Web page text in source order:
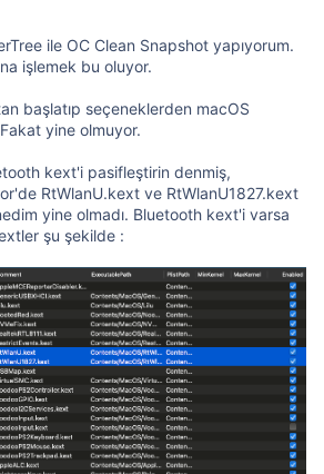
ile OC Clean Snapshot yapıyorum.
işlemek bu oluyor.
başlatıp seçeneklerden macOS
yine olmuyor.
kext'i pasifleştirin denmiş,
RtWlanU.kext ve RtWlanU1827.kext
yine olmadı. Bluetooth kext'i varsa
şu şekilde :